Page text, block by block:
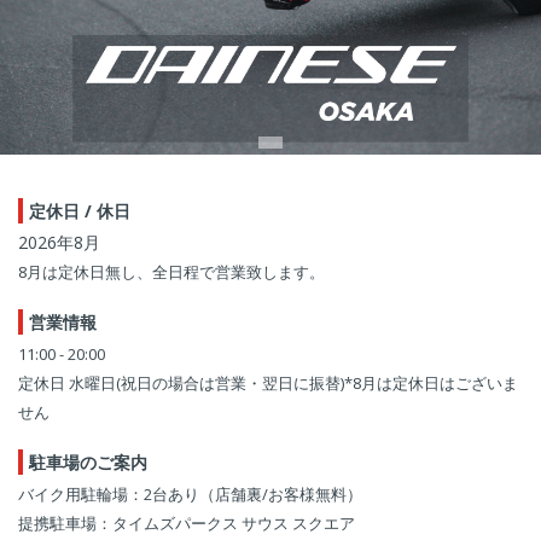
定休日 / 休日
2026年8月
8月は定休日無し、全日程で営業致します。
営業情報
11:00 - 20:00
定休日 水曜日(祝日の場合は営業・翌日に振替)*8月は定休日はございま
せん
駐車場のご案内
バイク用駐輪場：2台あり（店舗裏/お客様無料）
提携駐車場：タイムズパークス サウス スクエア